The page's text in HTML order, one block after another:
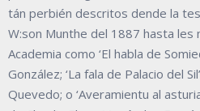
tán perbién descritos dende la
W:son Munthe del 1887 hasta les
Academia como ‘El habla de
González; ‘La fala de Palacio del
Quevedo; o ‘Averamientu al